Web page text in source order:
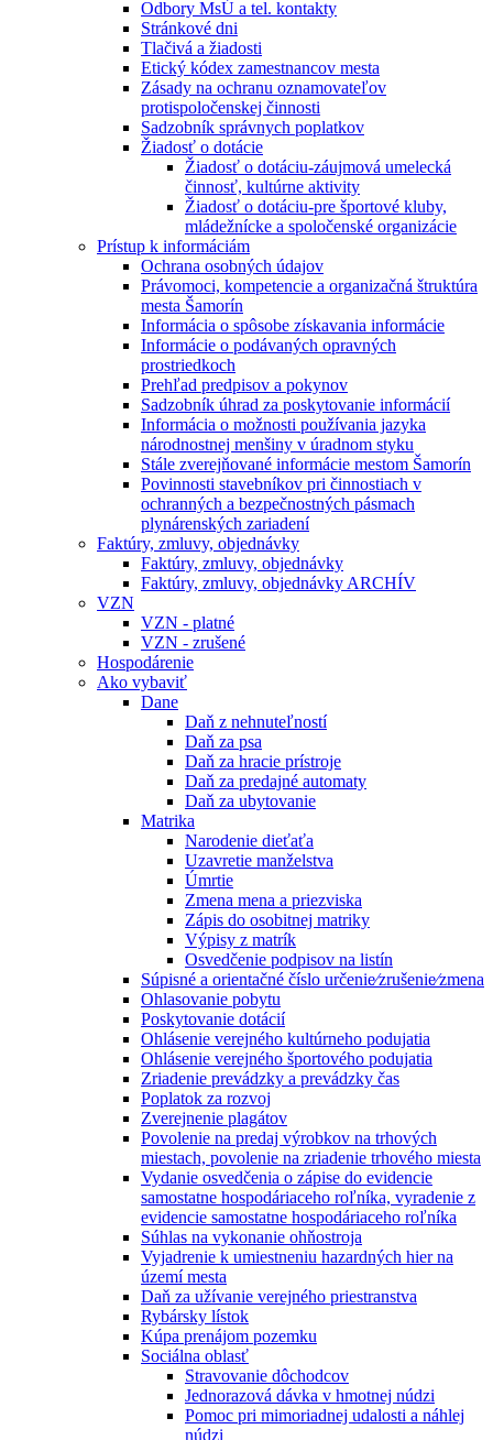
Odbory MsÚ a tel. kontakty
Stránkové dni
Tlačivá a žiadosti
Etický kódex zamestnancov mesta
Zásady na ochranu oznamovateľov
protispoločenskej činnosti
Sadzobník správnych poplatkov
Žiadosť o dotácie
Žiadosť o dotáciu-záujmová umelecká
činnosť, kultúrne aktivity
Žiadosť o dotáciu-pre športové kluby,
mládežnícke a spoločenské organizácie
Prístup k informáciám
Ochrana osobných údajov
Právomoci, kompetencie a organizačná štruktúra
mesta Šamorín
Informácia o spôsobe získavania informácie
Informácie o podávaných opravných
prostriedkoch
Prehľad predpisov a pokynov
Sadzobník úhrad za poskytovanie informácií
Informácia o možnosti používania jazyka
národnostnej menšiny v úradnom styku
Stále zverejňované informácie mestom Šamorín
Povinnosti stavebníkov pri činnostiach v
ochranných a bezpečnostných pásmach
plynárenských zariadení
Faktúry, zmluvy, objednávky
Faktúry, zmluvy, objednávky
Faktúry, zmluvy, objednávky ARCHÍV
VZN
VZN - platné
VZN - zrušené
Hospodárenie
Ako vybaviť
Dane
Daň z nehnuteľností
Daň za psa
Daň za hracie prístroje
Daň za predajné automaty
Daň za ubytovanie
Matrika
Narodenie dieťaťa
Uzavretie manželstva
Úmrtie
Zmena mena a priezviska
Zápis do osobitnej matriky
Výpisy z matrík
Osvedčenie podpisov na listín
Súpisné a orientačné číslo určenie⁄zrušenie⁄zmena
Ohlasovanie pobytu
Poskytovanie dotácií
Ohlásenie verejného kultúrneho podujatia
Ohlásenie verejného športového podujatia
Zriadenie prevádzky a prevádzky čas
Poplatok za rozvoj
Zverejnenie plagátov
Povolenie na predaj výrobkov na trhových
miestach, povolenie na zriadenie trhového miesta
Vydanie osvedčenia o zápise do evidencie
samostatne hospodáriaceho roľníka, vyradenie z
evidencie samostatne hospodáriaceho roľníka
Súhlas na vykonanie ohňostroja
Vyjadrenie k umiestneniu hazardných hier na
území mesta
Daň za užívanie verejného priestranstva
Rybársky lístok
Kúpa prenájom pozemku
Sociálna oblasť
Stravovanie dôchodcov
Jednorazová dávka v hmotnej núdzi
Pomoc pri mimoriadnej udalosti a náhlej
núdzi